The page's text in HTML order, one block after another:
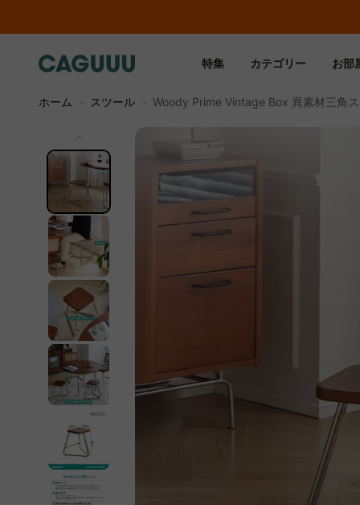
特集 カテゴリー お部
ホーム スツール Woody Prime Vintage Box 異素材三角